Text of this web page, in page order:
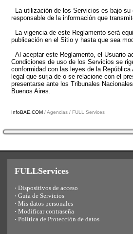
La utilización de los Servicios es bajo
responsable de la información que
La vigencia de este Reglamento será
publicación en el Sitio y hasta que sea
Al aceptar este Reglamento, el Usuario
Condiciones de uso de los Servicios se
conformidad con las leyes de la
legal que surja de o se relacione con el
presentarse ante los Tribunales
Buenos Aires.
InfoBAE.COM / Agencias / FULL Services
FULLServices
· Dispositivos de acceso
· Guía de Servicios
· Mis datos personales
· Modificar contraseña
· Política de Protección de datos